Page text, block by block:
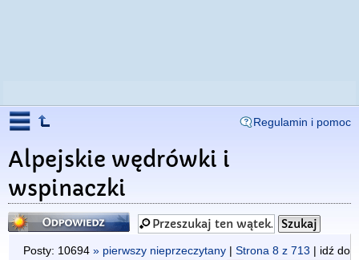
Regulamin i pomoc
Alpejskie wędrówki i
wspinaczki
Odpowiedz
Posty: 10694 » pierwszy nieprzeczytany | Strona 8 z 713 | idź do